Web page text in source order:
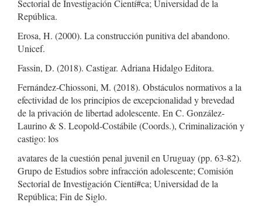
Sectorial de Investigación Cientí#ca; Universidad de la
República.
Erosa, H. (2000). La construcción punitiva del abandono.
Unicef.
Fassin, D. (2018). Castigar. Adriana Hidalgo Editora.
Fernández-Chiossoni, M. (2018). Obstáculos normativos a la
efectividad de los principios de excepcionalidad y brevedad
de la privación de libertad adolescente. En C. González-
Laurino & S. Leopold-Costábile (Coords.), Criminalización y
castigo: los
avatares de la cuestión penal juvenil en Uruguay (pp. 63-82).
Grupo de Estudios sobre infracción adolescente; Comisión
Sectorial de Investigación Cientí#ca; Universidad de la
República; Fin de Siglo.